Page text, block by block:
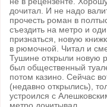
дочитал. И не надо
прочесть роман в
съездить на метро и
признаться, новую
в рюмочной. Читал и
Тушине открыли новую
был общественный
потом казино. Сейчас
(недавно открылись),
устроился с